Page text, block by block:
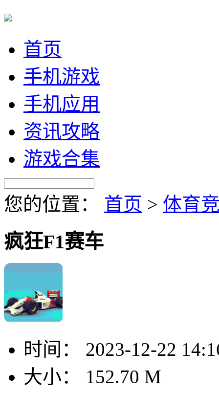
首页
手机游戏
手机应用
资讯攻略
游戏合集
您的位置： 首页 > 体育
疯狂F1赛车
时间：
2023-12-22
大小：
152.70 M